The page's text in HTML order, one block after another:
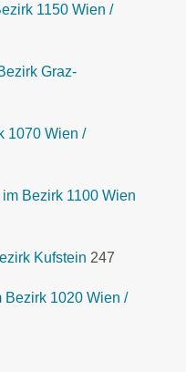
1150 Wien /
Graz-
1070 Wien /
Bezirk 1100 Wien
Kufstein 247
Bezirk 1020 Wien /